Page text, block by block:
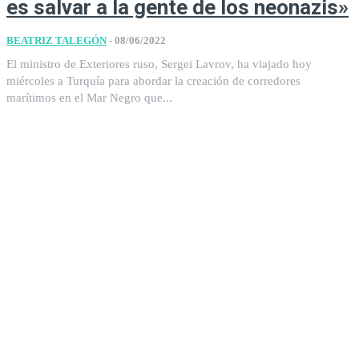
es salvar a la gente de los neonazis»
BEATRIZ TALEGÓN - 08/06/2022
El ministro de Exteriores ruso, Sergei Lavrov, ha viajado hoy
miércoles a Turquía para abordar la creación de corredores
marítimos en el Mar Negro que...